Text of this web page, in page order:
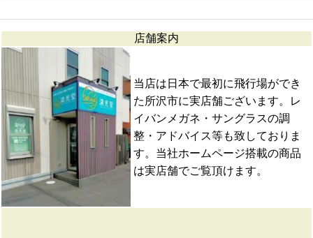
店舗案内
当店は日本で最初に飛行場ができ
た所沢市に実店舗ございます。レ
イバンメガネ・サングラスの調
整・アドバイス等も致しておりま
す。当社ホームページ搭載の商品
は実店舗でご覧頂けます。